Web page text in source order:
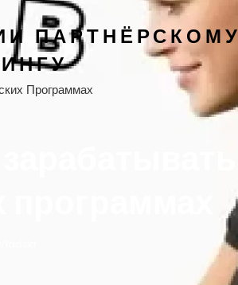
ПАРТНЁРСКОМУ
Программах